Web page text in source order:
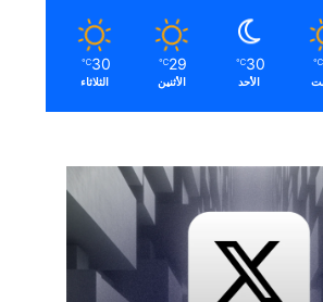
℃
30
℃
الأحد
29
℃
الأثنين
30
℃
الثلاثاء